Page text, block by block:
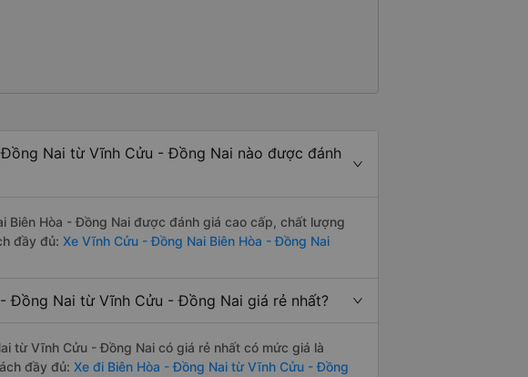
Nai từ Vĩnh Cửu - Đồng Nai nào được đánh
Biên Hòa - Đồng Nai được đánh giá cao cấp, chất lượng
đầy đủ: Xe Vĩnh Cửu - Đồng Nai Biên Hòa - Đồng Nai
Đồng Nai từ Vĩnh Cửu - Đồng Nai giá rẻ nhất?
từ Vĩnh Cửu - Đồng Nai có giá rẻ nhất có mức giá là
đầy đủ: Xe đi Biên Hòa - Đồng Nai từ Vĩnh Cửu - Đồng